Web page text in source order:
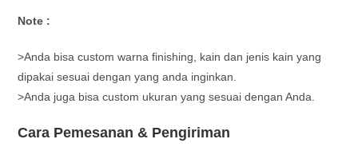
Note :
>Anda bisa custom warna finishing, kain dan jenis kain yang
dipakai sesuai dengan yang anda inginkan.
>Anda juga bisa custom ukuran yang sesuai dengan Anda.
Cara Pemesanan & Pengiriman